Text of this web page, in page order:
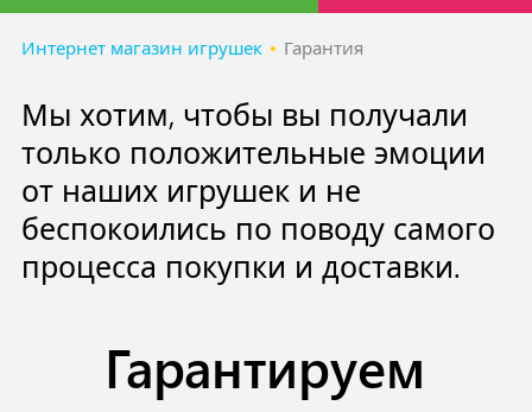
Интернет магазин игрушек Гарантия
Мы хотим, чтобы вы получали
только положительные эмоции
от наших игрушек и не
беспокоились по поводу самого
процесса покупки и доставки.
Гарантируем